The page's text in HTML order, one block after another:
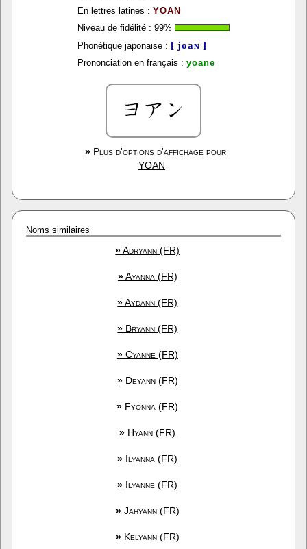
En lettres latines : YOAN
Niveau de fidélité : 99%
Phonétique japonaise : [ joaɴ ]
Prononciation en français : yoane
»Plus d'options d'affichage pour
YOAN
Noms similaires
»Adryann (FR)
»Ayanna (FR)
»Aydann (FR)
» Bryann (FR)
»Cyanne (FR)
»Deyann (FR)
» Fyonna (FR)
» Hyann (FR)
» Ilyanna (FR)
» Ilyanne (FR)
»Jahyann (FR)
»Kelyann (FR)